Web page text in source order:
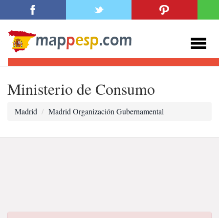
Ministerio de Consumo
Madrid Madrid Organización Gubernamental